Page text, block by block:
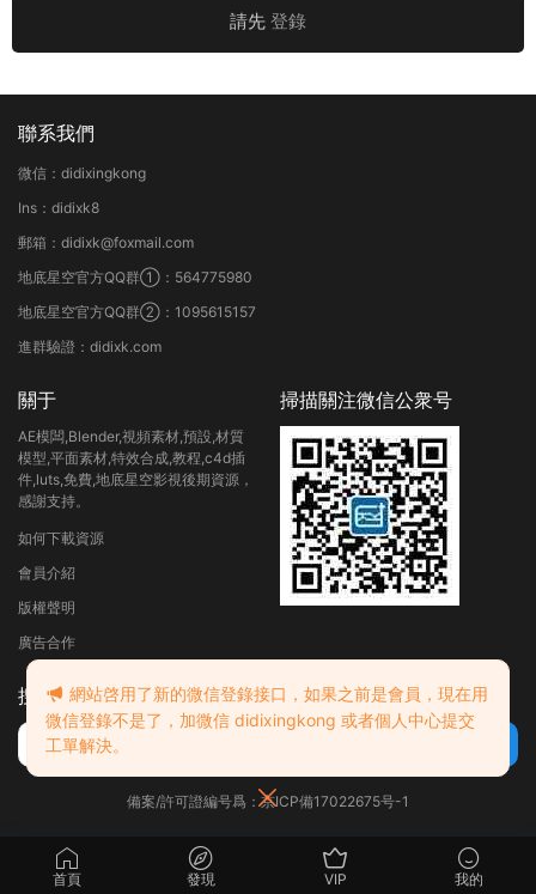
請先 登錄
聯系我們
微信：didixingkong
Ins：didixk8
郵箱：didixk@foxmail.com
地底星空官方QQ群①：564775980
地底星空官方QQ群②：1095615157
進群驗證：didixk.com
關于
AE模闆,Blender,視頻素材,預設,材質
模型,平面素材,特效合成,教程,c4d插
件,luts,免費,地底星空影視後期資源，
感謝支持。
如何下載資源
會員介紹
版權聲明
廣告合作
掃描關注微信公衆号
搜索
備案/許可證編号爲：京ICP備17022675号-1
首頁 發現 VIP 我的
網站啓用了新的微信登錄接口，如果之前是會員，現在用
微信登錄不是了，加微信 didixingkong 或者個人中心提交
工單解決。